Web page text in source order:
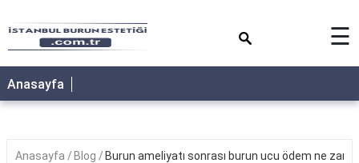
☰
Anasayfa
Anasayfa Blog Burun ameliyatı sonrası burun ucu ödem ne